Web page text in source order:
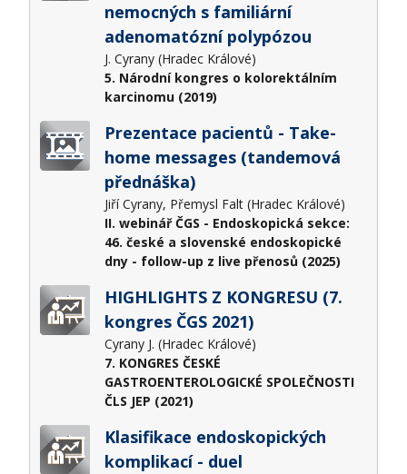
nemocných s familiární
adenomatózní polypózou
J. Cyrany (Hradec Králové)
5. Národní kongres o kolorektálním
karcinomu (2019)
Prezentace pacientů - Take-
home messages (tandemová
přednáška)
Jiří Cyrany, Přemysl Falt (Hradec Králové)
II. webinář ČGS - Endoskopická sekce:
46. české a slovenské endoskopické
dny - follow-up z live přenosů (2025)
HIGHLIGHTS Z KONGRESU (7.
kongres ČGS 2021)
Cyrany J. (Hradec Králové)
7. KONGRES ČESKÉ
GASTROENTEROLOGICKÉ SPOLEČNOSTI
ČLS JEP (2021)
Klasifikace endoskopických
komplikací - duel